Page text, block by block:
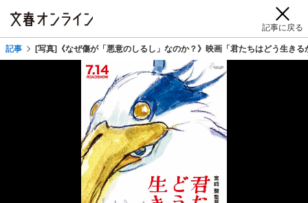
記事に戻る
記事 [写真]《なぜ傷が「悪意のしるし」なのか？》映画「君たちはどう生きる